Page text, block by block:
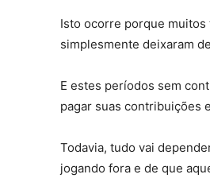
Isto ocorre porque muitos
simplesmente deixaram
E estes períodos sem
pagar suas contribuições
Todavia, tudo vai
jogando fora e de que